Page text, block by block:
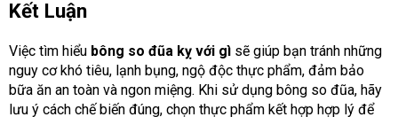
Kết Luận
Việc tìm hiểu bông so đũa kỵ với gì sẽ giúp bạn tránh những
nguy cơ khó tiêu, lạnh bụng, ngộ độc thực phẩm, đảm bảo
bữa ăn an toàn và ngon miệng. Khi sử dụng bông so đũa, hãy
lưu ý cách chế biến đúng, chọn thực phẩm kết hợp hợp lý để